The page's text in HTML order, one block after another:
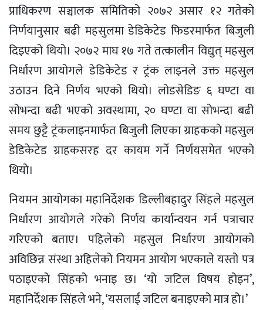
प्राधिकरण सञ्चालक समितिको २०७२ असार १२ गतेको
निर्णयानुसार बढी महसुलमा डेडिकेटेड फिडरमार्फत बिजुली
दिइएको थियो। २०७२ माघ १७ गते तत्कालीन विद्युत् महसुल
निर्धारण आयोगले डेडिकेटेड र ट्रंक लाइनले उक्त महसुल
उठाउन दिने निर्णय भएको थियो। लोडसेडिङ ६ घण्टा वा
सोभन्दा बढी भएको अवस्थामा, २० घण्टा वा सोभन्दा बढी
समय छुट्टै ट्रंकलाइनमार्फत बिजुली लिएका ग्राहकको महसुल
डेडिकेटेड ग्राहकसरह दर कायम गर्ने निर्णयसमेत भएको
थियो।
नियमन आयोगका महानिर्देशक डिल्लीबहादुर सिंहले महसुल
निर्धारण आयोगले गरेको निर्णय कार्यान्वयन गर्न पत्राचार
गरिएको बताए। पहिलेको महसुल निर्धारण आयोगको
अविछिन्न संस्था अहिलेको नियमन आयोग भएकाले यस्तो पत्र
पठाइएको सिंहको भनाइ छ। ‘यो जटिल विषय होइन’,
महानिर्देशक सिंहले भने, ‘यसलाई जटिल बनाइएको मात्र हो।’